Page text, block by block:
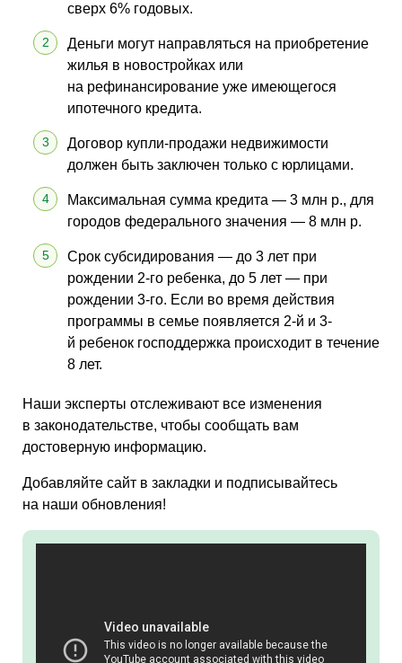
сверх 6% годовых.
Деньги могут направляться на приобретение
жилья в новостройках или
на рефинансирование уже имеющегося
ипотечного кредита.
Договор купли-продажи недвижимости
должен быть заключен только с юрлицами.
Максимальная сумма кредита — 3 млн р., для
городов федерального значения — 8 млн р.
Срок субсидирования — до 3 лет при
рождении 2-го ребенка, до 5 лет — при
рождении 3-го. Если во время действия
программы в семье появляется 2-й и 3-
й ребенок господдержка происходит в течение
8 лет.
Наши эксперты отслеживают все изменения
в законодательстве, чтобы сообщать вам
достоверную информацию.
Добавляйте сайт в закладки и подписывайтесь
на наши обновления!